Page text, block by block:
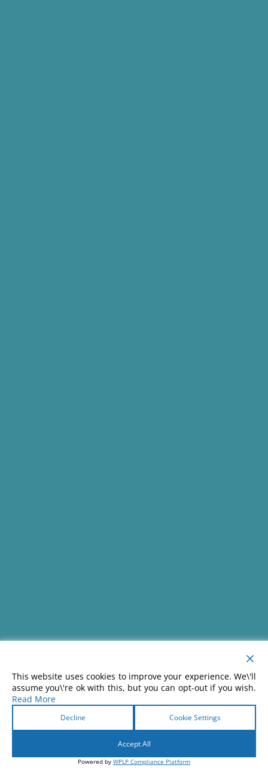
This website uses cookies to improve your experience. We\'ll
assume you\'re ok with this, but you can opt-out if you wish.
Read More
Decline Cookie Settings
Accept All
Powered by WPLP Compliance Platform